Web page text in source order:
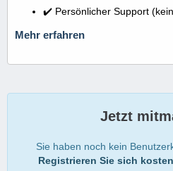
✔️ Persönlicher Support
Mehr erfahren
Jetzt
Sie haben noch kein
Registrieren Sie sich